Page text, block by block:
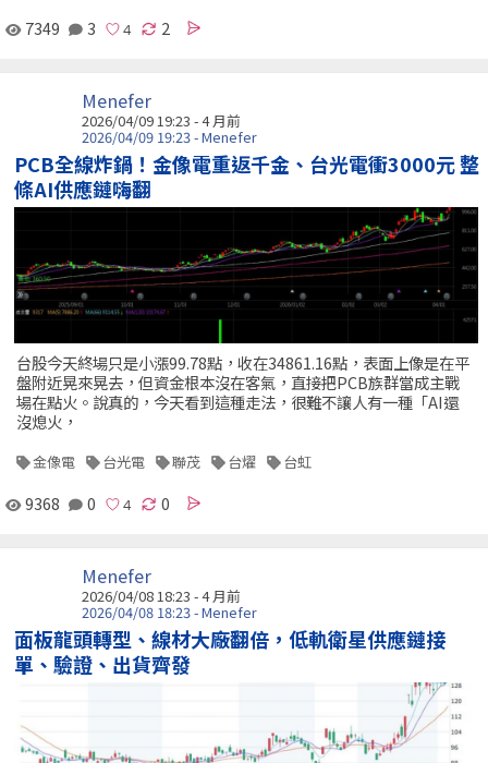
7349 3 2
Menefer
2026/04/09 19:23 - 4 月前
2026/04/09 19:23 - Menefer
PCB全線炸鍋！金像電重返千金、台光電衝3000元 整
條AI供應鏈嗨翻
台股今天終場只是小漲99.78點，收在34861.16點，表面上像是在平
盤附近晃來晃去，但資金根本沒在客氣，直接把PCB族群當成主戰
場在點火。說真的，今天看到這種走法，很難不讓人有一種「AI還
沒熄火，
金像電 台光電 聯茂 台燿 台虹
9368 0 0
Menefer
2026/04/08 18:23 - 4 月前
2026/04/08 18:23 - Menefer
面板龍頭轉型、線材大廠翻倍，低軌衛星供應鏈接
單、驗證、出貨齊發